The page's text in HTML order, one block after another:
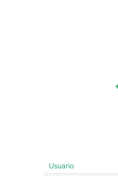
Usuario